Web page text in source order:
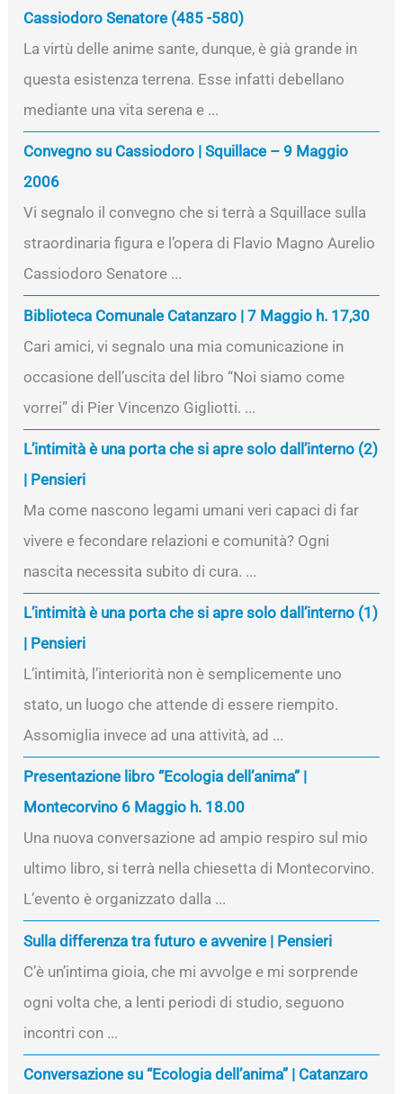
Cassiodoro Senatore (485 -580)
La virtù delle anime sante, dunque, è già grande in
questa esistenza terrena. Esse infatti debellano
mediante una vita serena e ...
Convegno su Cassiodoro | Squillace – 9 Maggio
2006
Vi segnalo il convegno che si terrà a Squillace sulla
straordinaria figura e l’opera di Flavio Magno Aurelio
Cassiodoro Senatore ...
Biblioteca Comunale Catanzaro | 7 Maggio h. 17,30
Cari amici, vi segnalo una mia comunicazione in
occasione dell’uscita del libro “Noi siamo come
vorrei” di Pier Vincenzo Gigliotti. ...
L’intimità è una porta che si apre solo dall’interno (2)
| Pensieri
Ma come nascono legami umani veri capaci di far
vivere e fecondare relazioni e comunità? Ogni
nascita necessita subito di cura. ...
L’intimità è una porta che si apre solo dall’interno (1)
| Pensieri
L’intimità, l’interiorità non è semplicemente uno
stato, un luogo che attende di essere riempito.
Assomiglia invece ad una attività, ad ...
Presentazione libro “Ecologia dell’anima” |
Montecorvino 6 Maggio h. 18.00
Una nuova conversazione ad ampio respiro sul mio
ultimo libro, si terrà nella chiesetta di Montecorvino.
L’evento è organizzato dalla ...
Sulla differenza tra futuro e avvenire | Pensieri
C’è un’intima gioia, che mi avvolge e mi sorprende
ogni volta che, a lenti periodi di studio, seguono
incontri con ...
Conversazione su “Ecologia dell’anima” | Catanzaro